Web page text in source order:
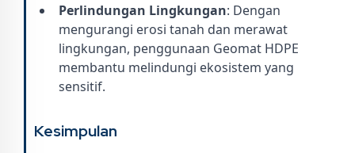
Perlindungan Lingkungan: Dengan
mengurangi erosi tanah dan merawat
lingkungan, penggunaan Geomat HDPE
membantu melindungi ekosistem yang
sensitif.
Kesimpulan